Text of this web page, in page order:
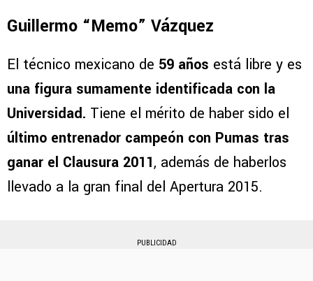
Guillermo “Memo” Vázquez
El técnico mexicano de 59 años está libre y es
una figura sumamente identificada con la
Universidad. Tiene el mérito de haber sido el
último entrenador campeón con Pumas tras
ganar el Clausura 2011, además de haberlos
llevado a la gran final del Apertura 2015.
PUBLICIDAD